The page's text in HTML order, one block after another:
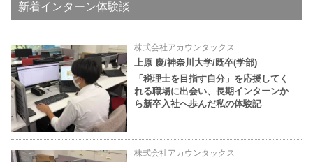
新着インターン体験談
株式会社アカウンタックス
上原 慶/神奈川大学/既卒(学部)
「税理士を目指す自分」を応援してく
れる職場に出会い、長期インターンか
ら新卒入社へ歩んだ私の体験記
株式会社アカウンタックス